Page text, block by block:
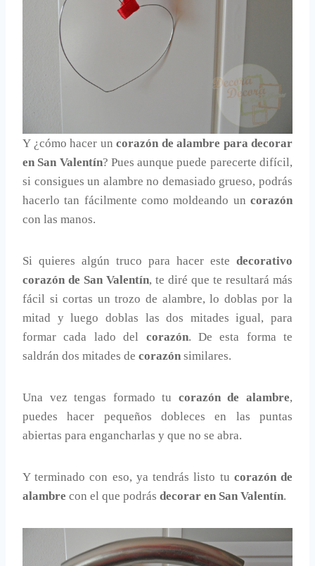
Y ¿cómo hacer un corazón de alambre para decorar
en San Valentín? Pues aunque puede parecerte difícil,
si consigues un alambre no demasiado grueso, podrás
hacerlo tan fácilmente como moldeando un corazón
con las manos.
Si quieres algún truco para hacer este decorativo
corazón de San Valentín, te diré que te resultará más
fácil si cortas un trozo de alambre, lo doblas por la
mitad y luego doblas las dos mitades igual, para
formar cada lado del corazón. De esta forma te
saldrán dos mitades de corazón similares.
Una vez tengas formado tu corazón de alambre,
puedes hacer pequeños dobleces en las puntas
abiertas para engancharlas y que no se abra.
Y terminado con eso, ya tendrás listo tu corazón de
alambre con el que podrás decorar en San Valentín.